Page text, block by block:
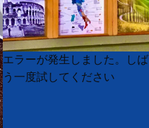
Product
List
Product
List
エラーが発生しました。し
う一度試してください